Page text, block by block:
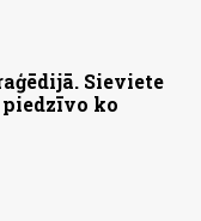
Sieviete
ko